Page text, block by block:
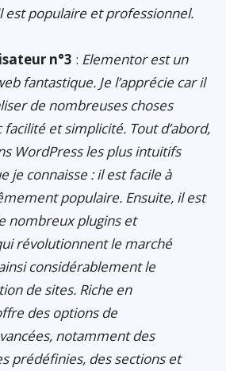
est populaire et professionnel.
n°3 : Elementor est un
fantastique. Je l’apprécie car il
de nombreuses choses
et simplicité. Tout d’abord,
WordPress les plus intuitifs
je connaisse : il est facile à
populaire. Ensuite, il est
nombreux plugins et
révolutionnent le marché
considérablement le
de sites. Riche en
des options de
notamment des
prédéfinies, des sections et